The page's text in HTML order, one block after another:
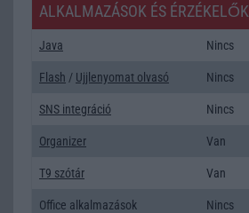
ALKALMAZÁSOK ÉS ÉRZÉKELŐK
Java Nincs
Flash / Ujjlenyomat olvasó Nincs
SNS integráció Nincs
Organizer Van
T9 szótár Van
Office alkalmazások Nincs